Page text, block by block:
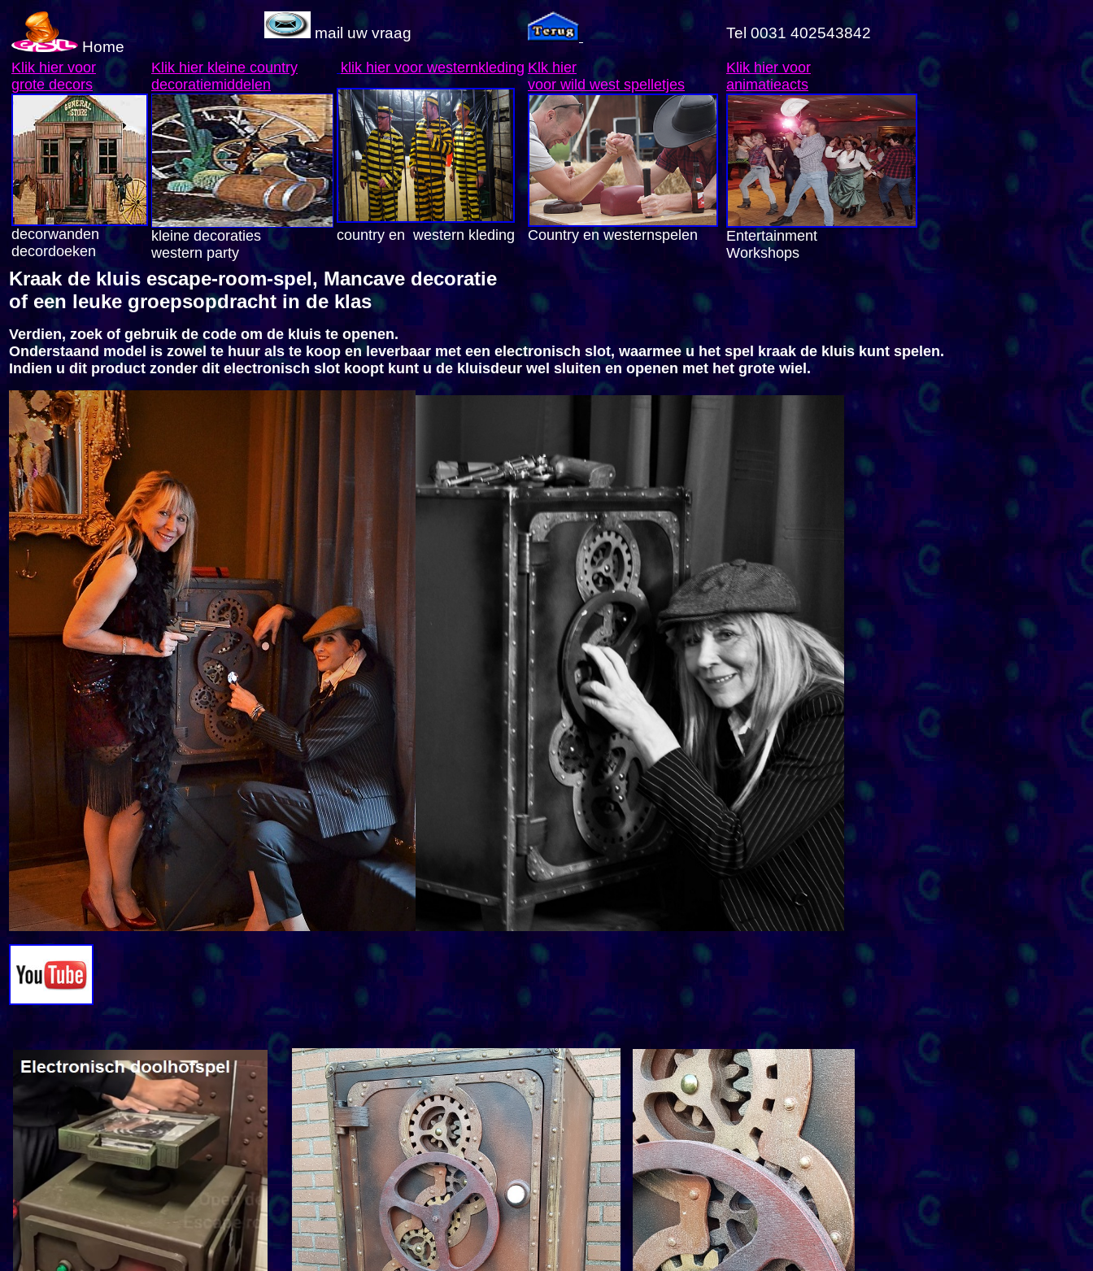
Home
mail uw vraag Tel 0031 402543842
Klik hier voor
grote decors
decorwanden
decordoeken
Klik hier kleine country
decoratiemiddelen
kleine decoraties
western party
klik hier voor westernkleding
country en western kleding
Klk hier
voor wild west spelletjes
Country en westernspelen
Klik hier voor
animatieacts
Entertainment
Workshops
Kraak de kluis escape-room-spel, Mancave decoratie
of een leuke groepsopdracht in de klas
Verdien, zoek of gebruik de code om de kluis te openen.
Onderstaand model is zowel te huur als te koop en leverbaar met een electronisch slot, waarmee u het spel kraak de kluis kunt spelen.
Indien u dit product zonder dit electronisch slot koopt kunt u de kluisdeur wel sluiten en openen met het grote wiel.